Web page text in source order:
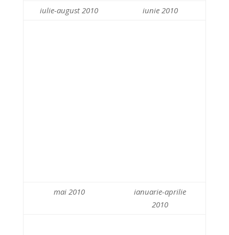
iulie-august 2010 iunie 2010
mai 2010
ianuarie-aprilie
2010